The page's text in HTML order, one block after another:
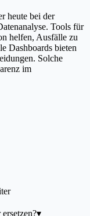
heute bei der
Tools für
helfen, Ausfälle zu
Dashboards bieten
Solche
im
▾